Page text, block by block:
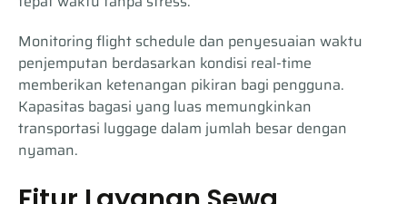
Monitoring flight schedule dan penyesuaian waktu
penjemputan berdasarkan kondisi real-time
memberikan ketenangan pikiran bagi pengguna.
Kapasitas bagasi yang luas memungkinkan
transportasi luggage dalam jumlah besar dengan
nyaman.